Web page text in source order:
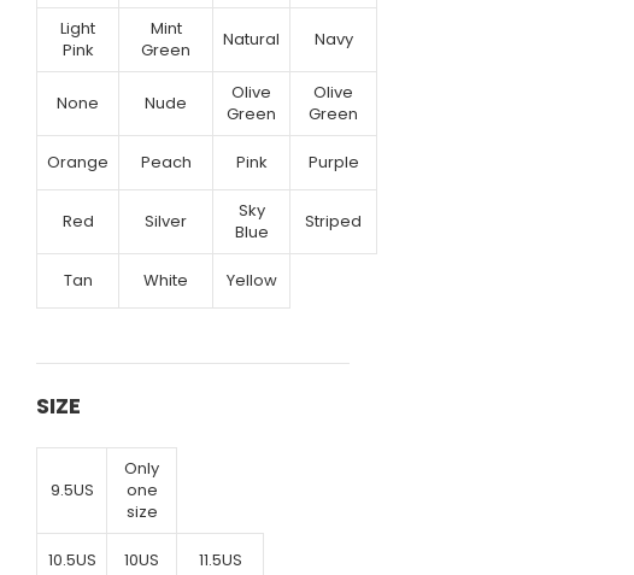
Light
Pink
Mint
Green
Natural Navy
None Nude
Olive
Green
Olive
Green
Orange Peach Pink Purple
Red Silver
Sky
Blue
Striped
Tan White Yellow
SIZE
9.5US
Only
one
size
10.5US 10US 11.5US